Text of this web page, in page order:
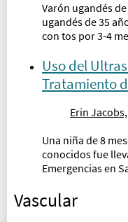
Varón ugandés
ugandés de 35
con tos por 3-4
constante con
Uso del
Tratamiento
Erin
Una niña de 8
conocidos fue
Emergencias en
Vascular